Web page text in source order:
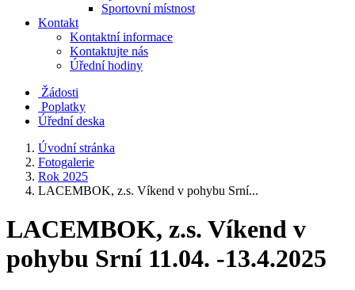
Sportovní místnost
Kontakt
Kontaktní informace
Kontaktujte nás
Úřední hodiny
Žádosti
Poplatky
Úřední deska
Úvodní stránka
Fotogalerie
Rok 2025
LACEMBOK, z.s. Víkend v pohybu Srní...
LACEMBOK, z.s. Víkend v
pohybu Srní 11.04. -13.4.2025